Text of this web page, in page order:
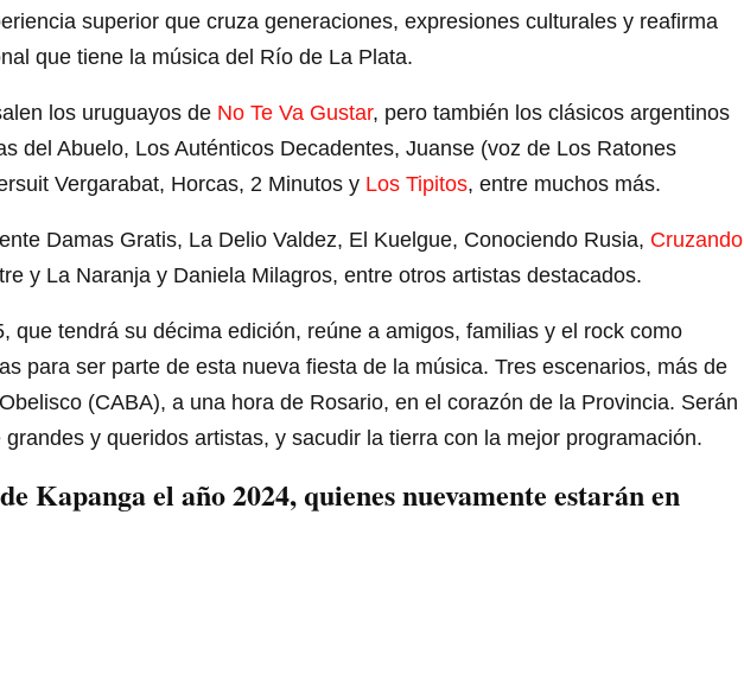
superior que cruza generaciones, expresiones culturales y reafirma
que tiene la música del Río de La Plata.
los uruguayos de No Te Va Gustar, pero también los clásicos argentinos
del Abuelo, Los Auténticos Decadentes, Juanse (voz de Los Ratones
Vergarabat, Horcas, 2 Minutos y Los Tipitos, entre muchos más.
Damas Gratis, La Delio Valdez, El Kuelgue, Conociendo Rusia, Cruzando
y La Naranja y Daniela Milagros, entre otros artistas destacados.
que tendrá su décima edición, reúne a amigos, familias y el rock como
para ser parte de esta nueva fiesta de la música. Tres escenarios, más de
(CABA), a una hora de Rosario, en el corazón de la Provincia. Serán
y queridos artistas, y sacudir la tierra con la mejor programación.
Kapanga el año 2024, quienes nuevamente estarán en